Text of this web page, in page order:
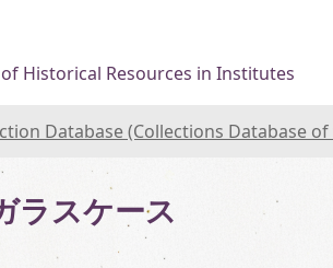
Historical Resources in Institutes
Database (Collections Database
ラスケース